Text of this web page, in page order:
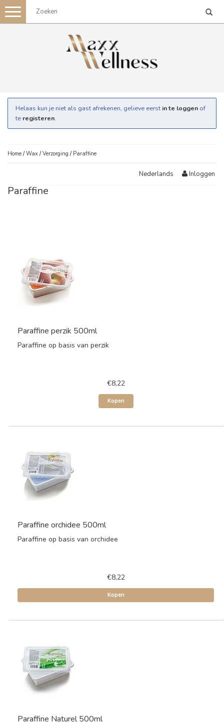
Toggle
navigation
Helaas kun je niet als gast afrekenen, gelieve eerst in te loggen of
te registeren.
Home /Wax /Verzorging / Paraffine
Nederlands Inloggen
Paraffine
Paraffine perzik 500ml
Paraffine op basis van perzik
€8,22
Kopen
Paraffine orchidee 500ml
Paraffine op basis van orchidee
€8,22
Kopen
Paraffine Naturel 500ml